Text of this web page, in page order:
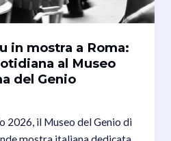
in mostra a Roma:
al Museo
del Genio
2026, il Museo del Genio di